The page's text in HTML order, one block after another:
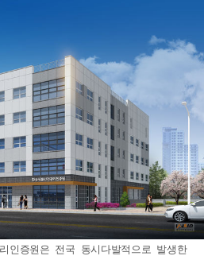
인증원은 전국 동시다발적으로 발생한